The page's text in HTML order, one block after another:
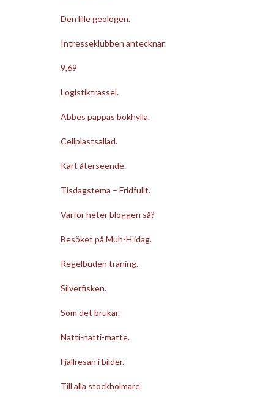
Den lille geologen.
Intresseklubben antecknar.
9,69
Logistiktrassel.
Abbes pappas bokhylla.
Cellplastsallad.
Kärt återseende.
Tisdagstema – Fridfullt.
Varför heter bloggen så?
Besöket på Muh-H idag.
Regelbuden träning.
Silverfisken.
Som det brukar.
Natti-natti-matte.
Fjällresan i bilder.
Till alla stockholmare.